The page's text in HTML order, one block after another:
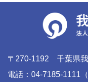
〒270-1192 千葉県
電話：04-7185-1111（